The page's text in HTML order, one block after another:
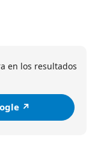
en los resultados
↗️